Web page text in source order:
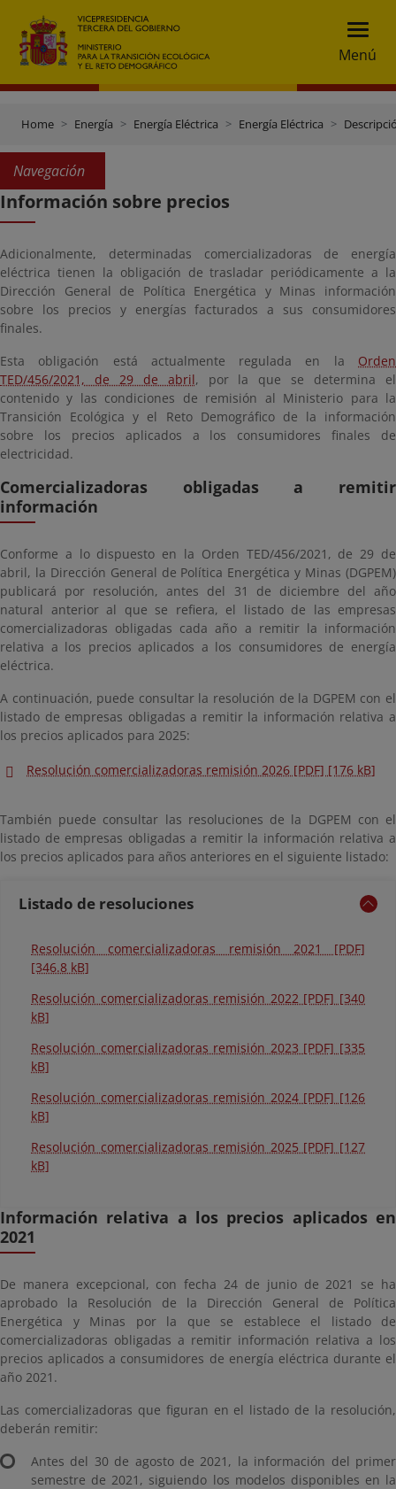
Menú
Home Energía Energía Eléctrica Energía Eléctrica
Navegación
Información sobre precios
Adicionalmente, determinadas comercializadoras de energía
eléctrica tienen la obligación de trasladar periódicamente a la
Dirección General de Política Energética y Minas información
sobre los precios y energías facturados a sus consumidores
finales.
Esta obligación está actualmente regulada en la Orden
TED/456/2021, de 29 de abril, por la que se determina el
contenido y las condiciones de remisión al Ministerio para la
Transición Ecológica y el Reto Demográfico de la información
sobre los precios aplicados a los consumidores finales de
electricidad.
Comercializadoras obligadas a remitir
información
Conforme a lo dispuesto en la Orden TED/456/2021, de 29 de
abril, la Dirección General de Política Energética y Minas (DGPEM)
publicará por resolución, antes del 31 de diciembre del año
natural anterior al que se refiera, el listado de las empresas
comercializadoras obligadas cada año a remitir la información
relativa a los precios aplicados a los consumidores de energía
eléctrica.
A continuación, puede consultar la resolución de la DGPEM con el
listado de empresas obligadas a remitir la información relativa a
los precios aplicados para 2025:
Resolución comercializadoras remisión 2026 [PDF] [176 kB]
También puede consultar las resoluciones de la DGPEM con el
listado de empresas obligadas a remitir la información relativa a
los precios aplicados para años anteriores en el siguiente listado:
Listado de resoluciones
Resolución comercializadoras remisión 2021 [PDF]
[346.8 kB]
Resolución comercializadoras remisión 2022 [PDF] [340
kB]
Resolución comercializadoras remisión 2023 [PDF] [335
kB]
Resolución comercializadoras remisión 2024 [PDF] [126
kB]
Resolución comercializadoras remisión 2025 [PDF] [127
kB]
Información relativa a los precios aplicados en
2021
De manera excepcional, con fecha 24 de junio de 2021 se ha
aprobado la Resolución de la Dirección General de Política
Energética y Minas por la que se establece el listado de
comercializadoras obligadas a remitir información relativa a los
precios aplicados a consumidores de energía eléctrica durante el
año 2021.
Las comercializadoras que figuran en el listado de la resolución,
deberán remitir:
Antes del 30 de agosto de 2021, la información del primer
semestre de 2021, siguiendo los modelos disponibles en la